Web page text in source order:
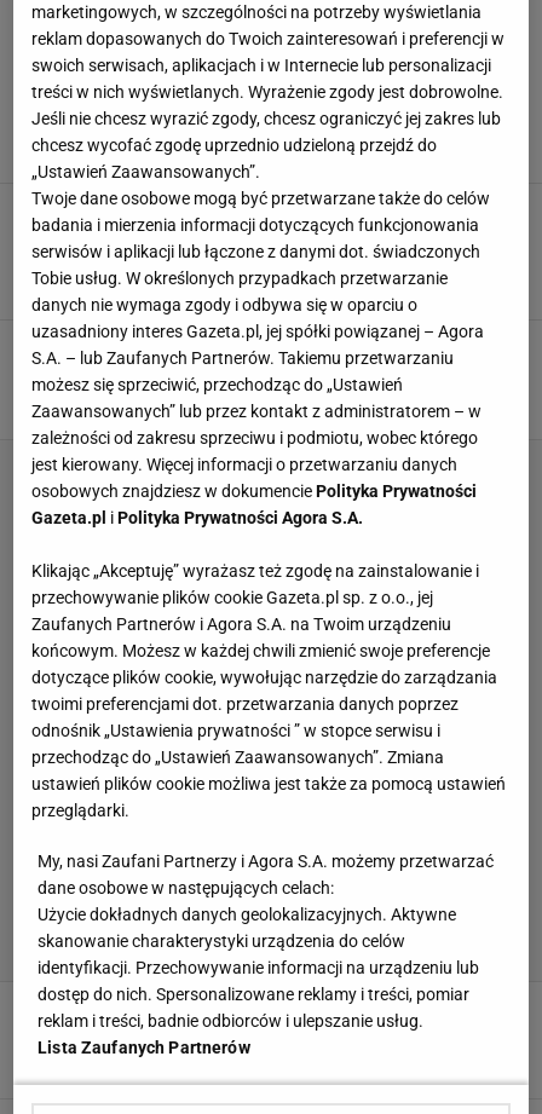
ANNA WERBLIŃSKA
Była miss ME i wzdychała do niej cała Polska.
Tym zajęła się po zakończeniu kariery
Kacper Ciuksza,21 STYCZNIA 2024, 06:00
Siatkówka. Anna Werblińska rozstała się z
Chemikiem Police
Sara Kalisz (inf. własna/inf. prasowa),
31 MAJA 2017, 13:17
ME siatkarek. Kontuzja Anny Werblińskiej. Czy
zagra z Holandią?
Radosław Nawrot, Rotterdam,30 WRZEŚNIA 2015, 22:53
Werblińska o reprezentacji: Brakuje nam
trenera
marketingowych, w szczególności na potrzeby wyświetlania
reklam dopasowanych do Twoich zainteresowań i preferencji w
swoich serwisach, aplikacjach i w Internecie lub personalizacji
treści w nich wyświetlanych. Wyrażenie zgody jest dobrowolne.
Jeśli nie chcesz wyrazić zgody, chcesz ograniczyć jej zakres lub
chcesz wycofać zgodę uprzednio udzieloną przejdź do
„Ustawień Zaawansowanych”.
Twoje dane osobowe mogą być przetwarzane także do celów
badania i mierzenia informacji dotyczących funkcjonowania
serwisów i aplikacji lub łączone z danymi dot. świadczonych
Tobie usług. W określonych przypadkach przetwarzanie
danych nie wymaga zgody i odbywa się w oparciu o
uzasadniony interes Gazeta.pl, jej spółki powiązanej – Agora
S.A. – lub Zaufanych Partnerów. Takiemu przetwarzaniu
możesz się sprzeciwić, przechodząc do „Ustawień
Zaawansowanych” lub przez kontakt z administratorem – w
zależności od zakresu sprzeciwu i podmiotu, wobec którego
jest kierowany. Więcej informacji o przetwarzaniu danych
osobowych znajdziesz w dokumenciePolityka Prywatności
Gazeta.pl iPolityka Prywatności Agora S.A.
Klikając „Akceptuję” wyrażasz też zgodę na zainstalowanie i
przechowywanie plików cookie Gazeta.pl sp. z o.o., jej
Zaufanych Partnerów i Agora S.A. na Twoim urządzeniu
końcowym. Możesz w każdej chwili zmienić swoje preferencje
dotyczące plików cookie, wywołując narzędzie do zarządzania
twoimi preferencjami dot. przetwarzania danych poprzez
odnośnik „Ustawienia prywatności ” w stopce serwisu i
przechodząc do „Ustawień Zaawansowanych”. Zmiana
ustawień plików cookie możliwa jest także za pomocą ustawień
przeglądarki.
My, nasi Zaufani Partnerzy i Agora S.A. możemy przetwarzać
dane osobowe w następujących celach:
Użycie dokładnych danych geolokalizacyjnych. Aktywne
skanowanie charakterystyki urządzenia do celów
identyfikacji. Przechowywanie informacji na urządzeniu lub
dostęp do nich. Spersonalizowane reklamy i treści, pomiar
reklam i treści, badnie odbiorców i ulepszanie usług.
Lista Zaufanych Partnerów